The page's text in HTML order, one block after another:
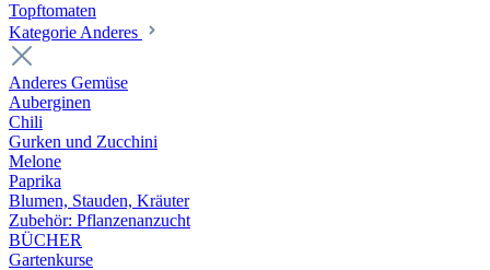
Topftomaten
Kategorie Anderes
Anderes Gemüse
Auberginen
Chili
Gurken und Zucchini
Melone
Paprika
Blumen, Stauden, Kräuter
Zubehör: Pflanzenanzucht
BÜCHER
Gartenkurse